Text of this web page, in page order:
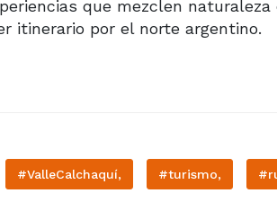
que mezclen
itinerario por el norte argentino.
#ValleCalchaquí, #turismo,